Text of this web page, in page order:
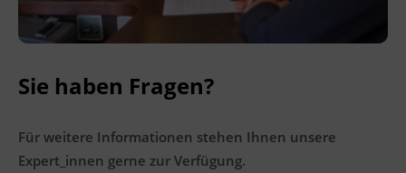
Förderhinweis
Das Land Tirol fördert bis zu maximal 30 %
Sie unterwww.mein-update.at
Sie haben Fragen?
Für weitere Informationen stehen Ihnen unsere
Expert_innen gerne zur Verfügung.